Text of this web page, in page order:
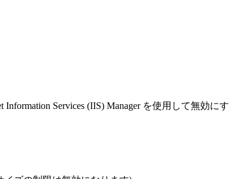
Services (IIS) Manager を使用して無効にす